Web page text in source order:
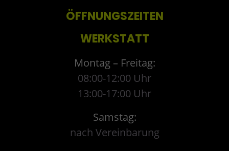
ÖFFNUNGSZEITEN
WERKSTATT
Montag – Freitag:
08:00-12:00 Uhr
13:00-17:00 Uhr
Samstag:
nach Vereinbarung